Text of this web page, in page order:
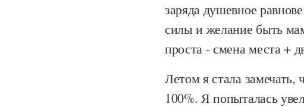
заряда душевное
силы и желание быть
проста - смена места +
Летом я стала замечать,
100%. Я попыталась